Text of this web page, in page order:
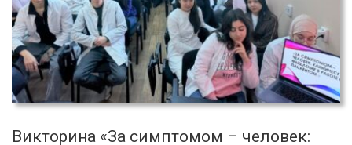
Викторина «За симптомом – человек: